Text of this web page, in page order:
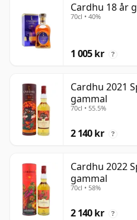
Cardhu 18 år
70cl • 40%
1 005 kr ?
Cardhu 2021
gammal
70cl • 55.5%
2 140 kr ?
Cardhu 2022
gammal
70cl • 58%
2 140 kr ?